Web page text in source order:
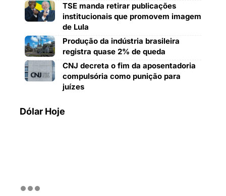
TSE manda retirar publicações
institucionais que promovem imagem
de Lula
Produção da indústria brasileira
registra quase 2% de queda
CNJ decreta o fim da aposentadoria
compulsória como punição para
juízes
Dólar Hoje